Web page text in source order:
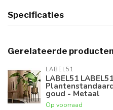
Specificaties
Gerelateerde producten
LABEL51
LABEL51 LABEL51
goud - Metaal
Op voorraad